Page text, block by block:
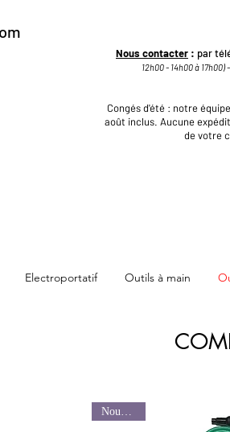
Nous contacter : par
12h00 - 14h00 à 17h00)
Congés d'été : notre
août inclus. Aucune
de votre
Electroportatif Outils à main
Nouveauté